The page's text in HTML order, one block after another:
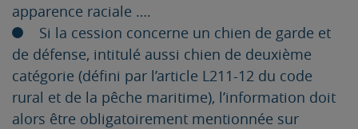
apparence raciale ….
Si la cession concerne un chien de garde et
de défense, intitulé aussi chien de deuxième
catégorie (défini par l’article L211-12 du code
rural et de la pêche maritime), l’information doit
alors être obligatoirement mentionnée sur